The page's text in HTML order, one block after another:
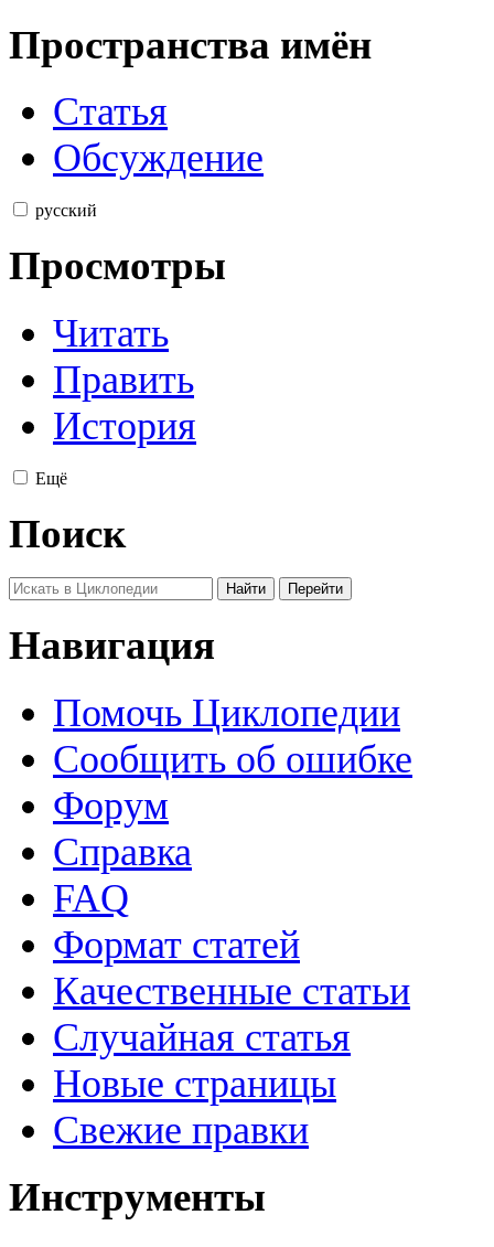
Пространства имён
Статья
Обсуждение
русский
Просмотры
Читать
Править
История
Ещё
Поиск
Навигация
Помочь Циклопедии
Сообщить об ошибке
Форум
Справка
FAQ
Формат статей
Качественные статьи
Случайная статья
Новые страницы
Свежие правки
Инструменты